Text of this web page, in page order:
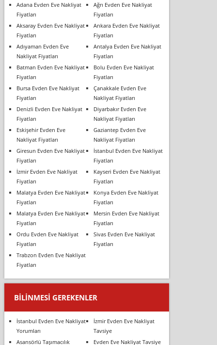
Adana Evden Eve Nakliyat
Fiyatları
Ağrı Evden Eve Nakliyat
Fiyatları
Aksaray Evden Eve Nakliyat
Fiyatları
Ankara Evden Eve Nakliyat
Fiyatları
Adıyaman Evden Eve
Nakliyat Fiyatları
Antalya Evden Eve Nakliyat
Fiyatları
Batman Evden Eve Nakliyat
Fiyatları
Bolu Evden Eve Nakliyat
Fiyatları
Bursa Evden Eve Nakliyat
Fiyatları
Çanakkale Evden Eve
Nakliyat Fiyatları
Denizli Evden Eve Nakliyat
Fiyatları
Diyarbakır Evden Eve
Nakliyat Fiyatları
Eskişehir Evden Eve
Nakliyat Fiyatları
Gaziantep Evden Eve
Nakliyat Fiyatları
Giresun Evden Eve Nakliyat
Fiyatları
İstanbul Evden Eve Nakliyat
Fiyatları
İzmir Evden Eve Nakliyat
Fiyatları
Kayseri Evden Eve Nakliyat
Fiyatları
Malatya Evden Eve Nakliyat
Fiyatları
Konya Evden Eve Nakliyat
Fiyatları
Malatya Evden Eve Nakliyat
Fiyatları
Mersin Evden Eve Nakliyat
Fiyatları
Ordu Evden Eve Nakliyat
Fiyatları
Sivas Evden Eve Nakliyat
Fiyatları
Trabzon Evden Eve Nakliyat
Fiyatları
BILINMESI GEREKENLER
İstanbul Evden Eve Nakliyat
Yorumları
İzmir Evden Eve Nakliyat
Tavsiye
Asansörlü Taşımacılık
Evden Eve Nakliyat Tavsiye